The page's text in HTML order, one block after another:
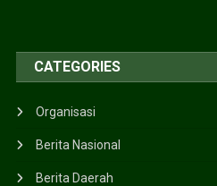
CATEGORIES
Organisasi
Berita Nasional
Berita Daerah